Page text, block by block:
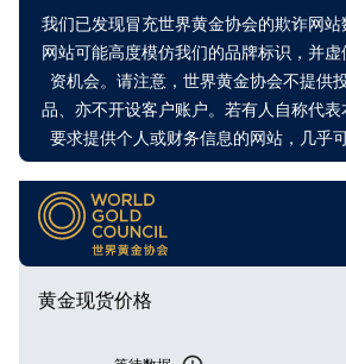
我们已发现冒充世界黄金协会的欺诈网
网站可能高度模仿我们的品牌标识，并
资机会。请注意，世界黄金协会不提供
品、亦不开设客户账户。若有人自称代
要求提供个人或财务信息的网站，几乎
黄金现货价格